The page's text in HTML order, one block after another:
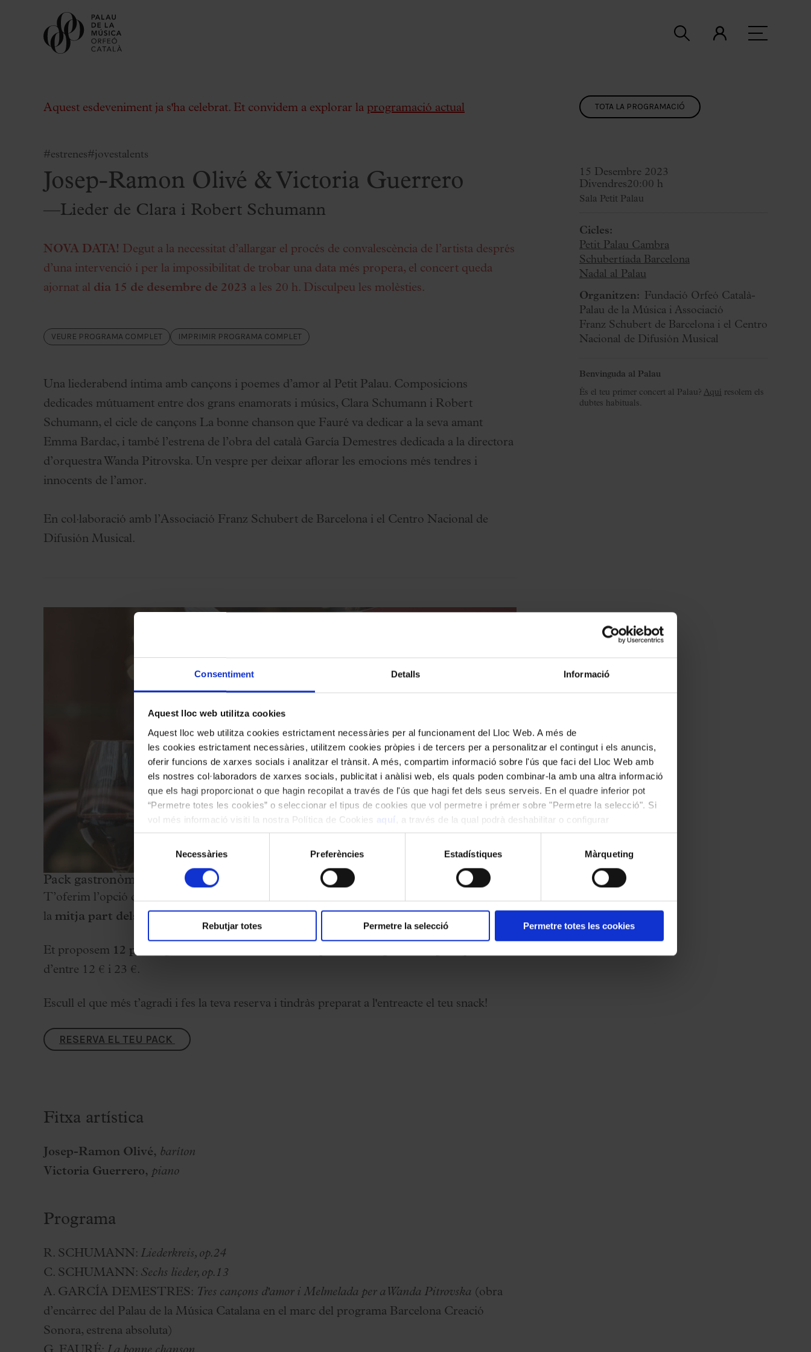
Consentiment Detalls Informació
Aquest lloc web utilitza cookies
Aquest lloc web utilitza cookies estrictament necessàries per al funcionament del Lloc Web. A més de
les cookies estrictament necessàries, utilitzem cookies pròpies i de tercers per a personalitzar el contingut i els anuncis,
oferir funcions de xarxes socials i analitzar el trànsit. A més, compartim informació sobre l'ús que faci del Lloc Web amb
els nostres col·laboradors de xarxes socials, publicitat i anàlisi web, els quals poden combinar-la amb una altra informació
que els hagi proporcionat o que hagin recopilat a través de l'ús que hagi fet dels seus serveis. En el quadre inferior pot
“Permetre totes les cookies” o seleccionar el tipus de cookies que vol permetre i prémer sobre "Permetre la selecció". Si
vol més informació visiti la nostra Política de Cookies
aquí
, a través de la qual podrà deshabilitar o configurar
les cookies en qualsevol moment.
Necessàries Preferències Estadístiques Màrqueting
Rebutjar totes Permetre la selecció Permetre totes les cookies
Comprar entrades
Regala Palau
Palau Jove
Aula Palau
Programes de mà
Condicions i normativa
Aquest esdeveniment ja s'ha celebrat. Et convidem a explorar la programació actual
#estrenes#jovestalents
Josep-Ramon Olivé & Victoria Guerrero
—Lieder de Clara i Robert Schumann
NOVA DATA! Degut a la necessitat d’allargar el procés de convalescència de l’artista després
d’una intervenció i per la impossibilitat de trobar una data més propera, el concert queda
ajornat al dia 15 de desembre de 2023 a les 20 h. Disculpeu les molèsties.
VEURE PROGRAMA COMPLET IMPRIMIR PROGRAMA COMPLET
Una liederabend íntima amb cançons i poemes d’amor al Petit Palau. Composicions
dedicades mútuament entre dos grans enamorats i músics, Clara Schumann i Robert
Schumann, el cicle de cançons La bonne chanson que Fauré va dedicar a la seva amant
Emma Bardac, i també l’estrena de l’obra del català García Demestres dedicada a la directora
d’orquestra Wanda Pitrovska. Un vespre per deixar aflorar les emocions més tendres i
innocents de l’amor.
En col·laboració amb l’Associació Franz Schubert de Barcelona i el Centro Nacional de
Difusión Musical.
Pack gastronòmic mitja part
T’oferim l’opció dereservar una taula al Foyer del Palauper prendre un refrigeri durant
la mitja part dels concerts
Et proposem 12 packs gastronòmics
d’entre 12 € i 23 €.
Escull el que més t’agradi i fes la teva reserva i tindràs preparat a l'entreacte el teu snack!
RESERVA EL TEU PACK
Fitxa artística
Josep-Ramon Olivé, baríton
Victoria Guerrero, piano
Programa
R. SCHUMANN: Liederkreis, op.24
C. SCHUMANN: Sechs lieder, op.13
A. GARCÍA DEMESTRES: Tres cançons d'amor i Melmelada per a Wanda Pitrovska (obra
d’encàrrec del Palau de la Música Catalana en el marc del programa Barcelona Creació
Sonora, estrena absoluta)
TOTA LA PROGRAMACIÓ
15 Desembre 2023
Divendres20:00 h
Sala Petit Palau
Cicles:
Petit Palau Cambra
Schubertíada Barcelona
Nadal al Palau
Organitzen: Fundació Orfeó Català-
Palau de la Música i Associació
Franz Schubert de Barcelona i el Centro
Nacional de Difusión Musical
Benvinguda al Palau
És el teu primer concert al Palau? Aquí resolem els
dubtes habituals.